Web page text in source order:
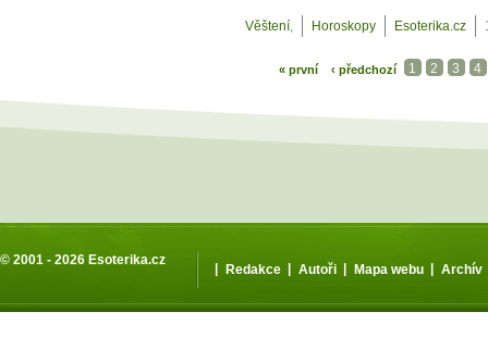
Věštení, Horoskopy Esoterika.cz
« první ‹ předchozí 1 2 3 4
© 2001 - 2026 Esoterika.cz
| Redakce | Autoři | Mapa webu | Archív